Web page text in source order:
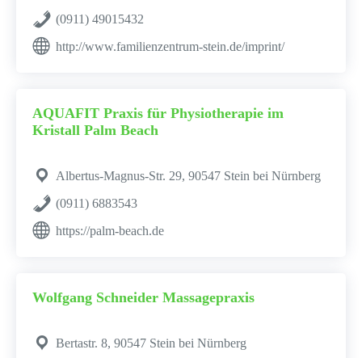
(0911) 49015432
http://www.familienzentrum-stein.de/imprint/
AQUAFIT Praxis für Physiotherapie im
Kristall Palm Beach
Albertus-Magnus-Str. 29, 90547 Stein bei Nürnberg
(0911) 6883543
https://palm-beach.de
Wolfgang Schneider Massagepraxis
Bertastr. 8, 90547 Stein bei Nürnberg